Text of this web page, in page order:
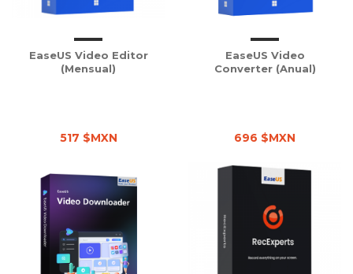
EaseUS Video Editor
(Mensual)
517 $MXN
EaseUS Video
Converter (Anual)
696 $MXN